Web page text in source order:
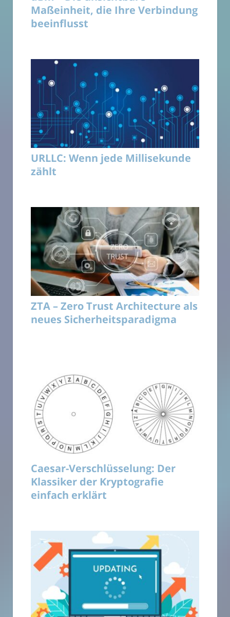
Maßeinheit, die Ihre Verbindung
beeinflusst
URLLC: Wenn jede Millisekunde
zählt
ZTA – Zero Trust Architecture als
neues Sicherheitsparadigma
Caesar-Verschlüsselung: Der
Klassiker der Kryptografie
einfach erklärt